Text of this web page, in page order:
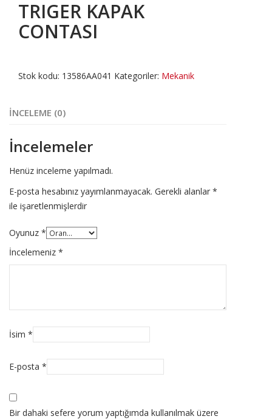
TRIGER KAPAK
CONTASI
Stok kodu: 13586AA041 Kategoriler: Mekanik
İNCELEME (0)
İncelemeler
Henüz inceleme yapılmadı.
E-posta hesabınız yayımlanmayacak. Gerekli alanlar *
ile işaretlenmişlerdir
Oyunuz *
İncelemeniz *
İsim *
E-posta *
Bir dahaki sefere yorum yaptığımda kullanılmak üzere